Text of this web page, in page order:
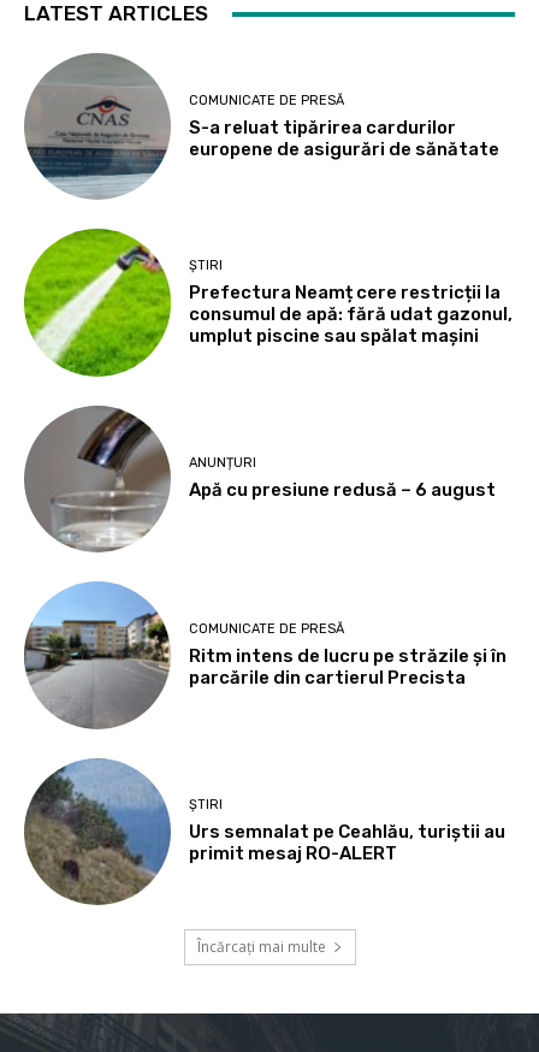
LATEST ARTICLES
COMUNICATE DE PRESĂ
S-a reluat tipărirea cardurilor
europene de asigurări de sănătate
ȘTIRI
Prefectura Neamț cere restricții la
consumul de apă: fără udat gazonul,
umplut piscine sau spălat mașini
ANUNȚURI
Apă cu presiune redusă – 6 august
COMUNICATE DE PRESĂ
Ritm intens de lucru pe străzile și în
parcările din cartierul Precista
ȘTIRI
Urs semnalat pe Ceahlău, turiștii au
primit mesaj RO-ALERT
Încărcați mai multe